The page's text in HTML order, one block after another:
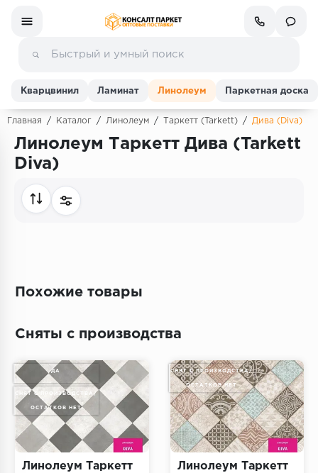
Линолеум
Паркетная доска
Ковровая плитка
Плинтус
Подложка
Кварцвинил Ламинат Линолеум Паркетная доска
Главная / Каталог / Линолеум / Таркетт (Tarkett) / Дива (Diva)
Линолеум Таркетт Дива (Tarkett
Diva)
Похожие товары
Сняты с производства
ДА
СНЯТ С ПРОИЗВОДСТВА/
ОСТАТКОВ НЕТ
Линолеум Таркетт
СНЯТ С ПРОИЗВОДСТВА/
ОСТАТКОВ НЕТ
Линолеум Таркетт